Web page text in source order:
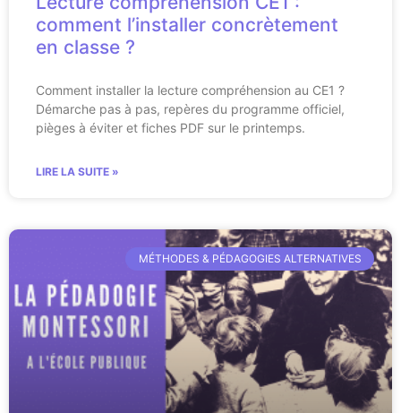
comment l’installer concrètement
en classe ?
Comment installer la lecture compréhension au CE1 ?
Démarche pas à pas, repères du programme officiel,
pièges à éviter et fiches PDF sur le printemps.
LIRE LA SUITE »
MÉTHODES & PÉDAGOGIES ALTERNATIVES